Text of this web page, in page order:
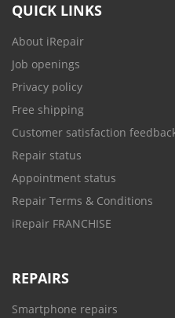
QUICK LINKS
About iRepair
Job openings
Privacy policy
Free shipping
Customer satisfaction
Repair status
Appointment status
Repair Terms & Conditions
iRepair FRANCHISE
REPAIRS
Smartphone repairs